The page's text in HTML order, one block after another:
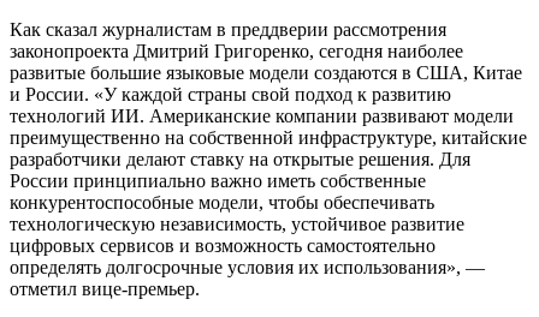
Как сказал журналистам в преддверии рассмотрения
законопроекта Дмитрий Григоренко, сегодня наиболее
развитые большие языковые модели создаются в США, Китае
и России. «У каждой страны свой подход к развитию
технологий ИИ. Американские компании развивают модели
преимущественно на собственной инфраструктуре, китайские
разработчики делают ставку на открытые решения. Для
России принципиально важно иметь собственные
конкурентоспособные модели, чтобы обеспечивать
технологическую независимость, устойчивое развитие
цифровых сервисов и возможность самостоятельно
определять долгосрочные условия их использования», —
отметил вице-премьер.